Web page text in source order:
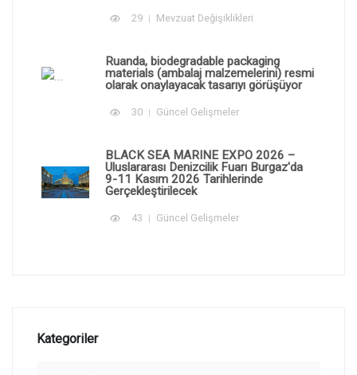
29 Mevzuat Değişiklikleri
Ruanda, biodegradable packaging
materials (ambalaj malzemelerini) resmi
olarak onaylayacak tasarıyı görüşüyor
30 Güncel Gelişmeler
BLACK SEA MARINE EXPO 2026 –
Uluslararası Denizcilik Fuarı Burgaz'da
9-11 Kasım 2026 Tarihlerinde
Gerçekleştirilecek
43 Güncel Gelişmeler
Kategoriler